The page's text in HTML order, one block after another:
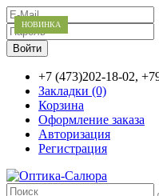
+7 (473)202-18-02,
Закладки (0)
Корзина
Оформление заказа
Авторизация
Регистрация
НОВИНКА
НОВИНКА
НОВИНКА
НОВИНКА
НОВИНКА
НОВИНКА
НОВИНКА
НОВИНКА
НОВИНКА
НОВИНКА
НОВИНКА
НОВИНКА
НОВИНКА
НОВИНКА
НОВИНКА